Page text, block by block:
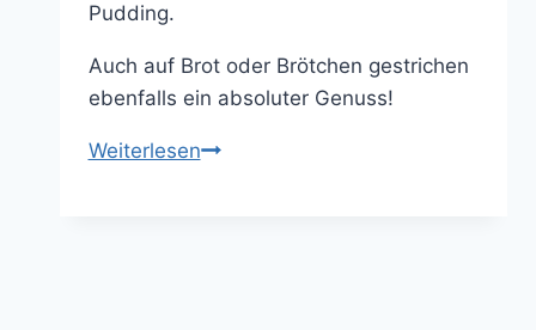
Pudding.
Auch auf Brot oder Brötchen gestrichen
ebenfalls ein absoluter Genuss!
WeiterlesenKöstliche